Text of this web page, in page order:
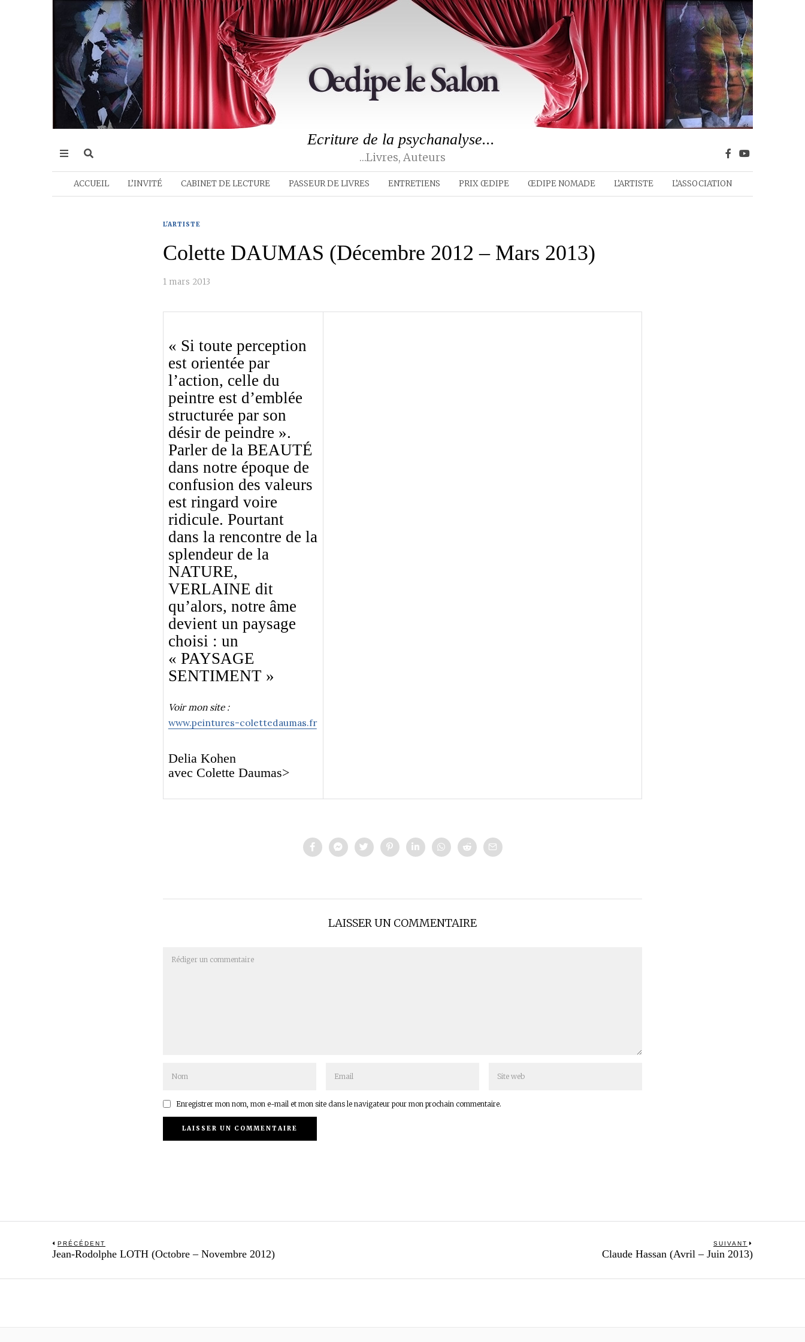
Ecriture de la psychanalyse...
…livres, Auteurs
ACCUEIL L’INVITÉ CABINET DE LECTURE PASSEUR DE LIVRES ENTRETIENS PRIX ŒDIPE ŒDIPE NOMADE L’ARTISTE L’ASSOCIATION
L'ARTISTE
Colette DAUMAS (Décembre 2012 – Mars 2013)
1 mars 2013
« Si toute perception
est orientée par
l’action, celle du
peintre est d’emblée
structurée par son
désir de peindre ».
Parler de la BEAUTÉ
dans notre époque de
confusion des valeurs
est ringard voire
ridicule. Pourtant
dans la rencontre de la
splendeur de la
NATURE,
VERLAINE dit
qu’alors, notre âme
devient un paysage
choisi : un
« PAYSAGE
SENTIMENT »
Voir mon site :
www.peintures-colettedaumas.fr
Delia Kohen
avec Colette Daumas>
LAISSER UN COMMENTAIRE
Enregistrer mon nom, mon e-mail et mon site dans le navigateur pour mon prochain commentaire.
Navigation
de
l’article
PRÉCÉDENT
Previous
Jean-Rodolphe LOTH (Octobre – Novembre 2012)
SUIVANT
Next
Claude Hassan (Avril – Juin 2013)